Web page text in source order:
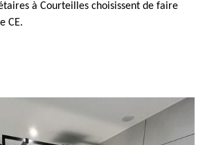
à Courteilles choisissent de faire
CE.